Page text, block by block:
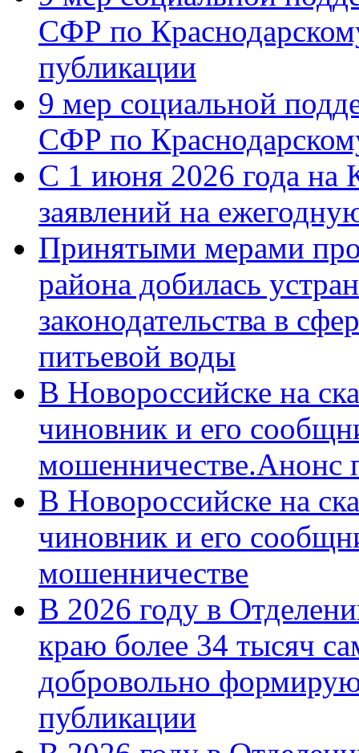
СФР по
публикации
9 мер социальной
СФР по
С 1 июня 2026 года на
заявлений на
Принятыми мерами
района добилась
законодательства в
питьевой воды
В Новороссийске на
чиновник и его
мошенничестве.Анонс
В Новороссийске на
чиновник и его
мошенничестве
В 2026 году в
краю более 34 тысяч
добровольно
публикации